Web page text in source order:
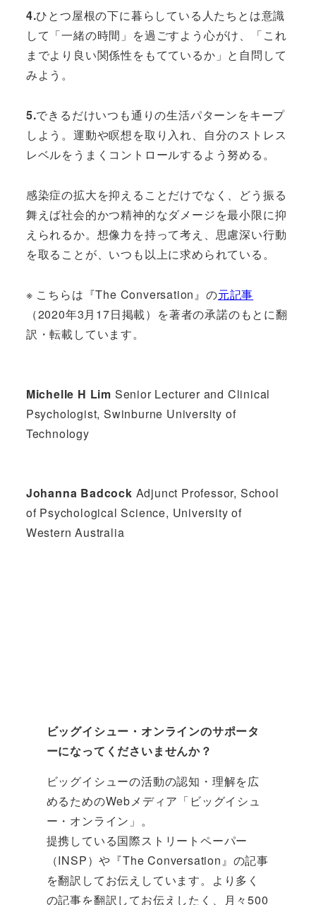
4.ひとつ屋根の下に暮らしている人たちとは意識
して「一緒の時間」を過ごすよう心がけ、「これ
までより良い関係性をもてているか」と自問して
みよう。
5.できるだけいつも通りの生活パターンをキープ
しよう。運動や瞑想を取り入れ、自分のストレス
レベルをうまくコントロールするよう努める。
感染症の拡大を抑えることだけでなく、どう振る
舞えば社会的かつ精神的なダメージを最小限に抑
えられるか。想像力を持って考え、思慮深い行動
を取ることが、いつも以上に求められている。
※ こちらは『The Conversation』の元記事
（2020年3月17日掲載）を著者の承諾のもとに翻
訳・転載しています。
Michelle H Lim Senior Lecturer and Clinical
Psychologist, Swinburne University of
Technology
Johanna Badcock Adjunct Professor, School
of Psychological Science, University of
Western Australia
ビッグイシュー・オンラインのサポータ
ーになってくださいませんか？
ビッグイシューの活動の認知・理解を広
めるためのWebメディア「ビッグイシュ
ー・オンライン」。
提携している国際ストリートペーパー
（INSP）や『The Conversation』の記事
を翻訳してお伝えしています。より多く
の記事を翻訳してお伝えしたく、月々500